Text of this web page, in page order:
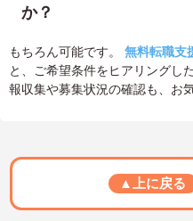
か？
もちろん可能です。 無料転職支
と、ご希望条件をヒアリングし
報収集や募集状況の確認も、お
▲上に戻る